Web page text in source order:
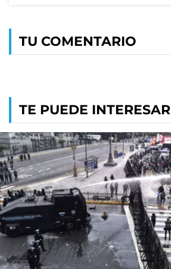
TU COMENTARIO
TE PUEDE INTERESAR